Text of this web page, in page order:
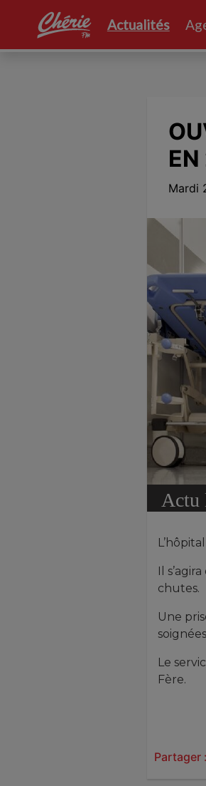
Actualités
file cannot
Mardi
Actu
Il
chutes.
Une
Le
Fère.
Partager :